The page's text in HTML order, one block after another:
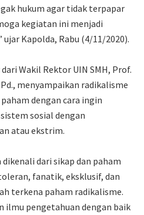
hukum agar tidak terpapar
kegiatan ini menjadi
Kapolda, Rabu (4/11/2020).
Wakil Rektor UIN SMH, Prof.
Pd., menyampaikan radikalisme
dengan cara ingin
sosial dengan
atau ekstrim.
dikenali dari sikap dan paham
fanatik, eksklusif, dan
terkena paham radikalisme.
ilmu pengetahuan dengan baik